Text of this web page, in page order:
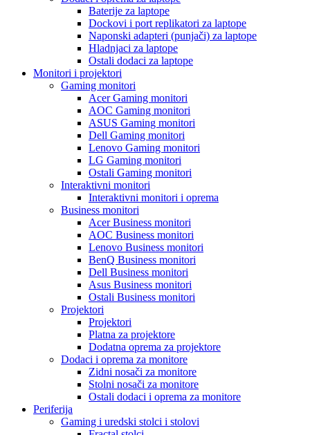
Baterije za laptope
Dockovi i port replikatori za laptope
Naponski adapteri (punjači) za laptope
Hladnjaci za laptope
Ostali dodaci za laptope
Monitori i projektori
Gaming monitori
Acer Gaming monitori
AOC Gaming monitori
ASUS Gaming monitori
Dell Gaming monitori
Lenovo Gaming monitori
LG Gaming monitori
Ostali Gaming monitori
Interaktivni monitori
Interaktivni monitori i oprema
Business monitori
Acer Business monitori
AOC Business monitori
Lenovo Business monitori
BenQ Business monitori
Dell Business monitori
Asus Business monitori
Ostali Business monitori
Projektori
Projektori
Platna za projektore
Dodatna oprema za projektore
Dodaci i oprema za monitore
Zidni nosači za monitore
Stolni nosači za monitore
Ostali dodaci i oprema za monitore
Periferija
Gaming i uredski stolci i stolovi